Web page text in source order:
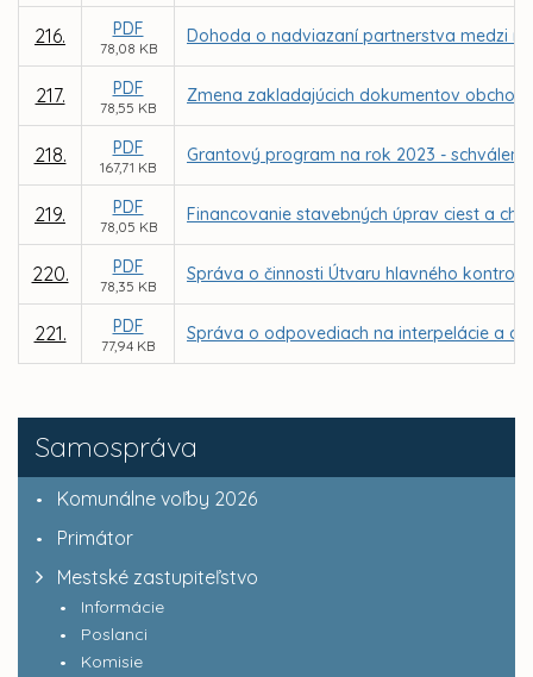
Samospráva
Komunálne voľby 2026
Primátor
Mestské zastupiteľstvo
Informácie
Poslanci
Komisie
216. PDF
78,08 KB
Dohoda o nadviazaní partnerstva medzi
217. PDF
78,55 KB
Zmena zakladajúcich dokumentov
218. PDF
167,71 KB
Grantový program na rok 2023 -
219. PDF
78,05 KB
Financovanie stavebných úprav ciest a
220. PDF
78,35 KB
Správa o činnosti Útvaru hlavného
221. PDF
77,94 KB
Správa o odpovediach na interpelácie a